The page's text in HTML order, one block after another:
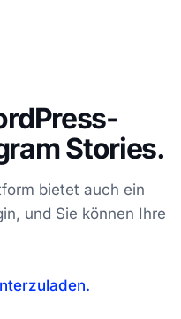
Stories.
bietet auch ein
und Sie können Ihre